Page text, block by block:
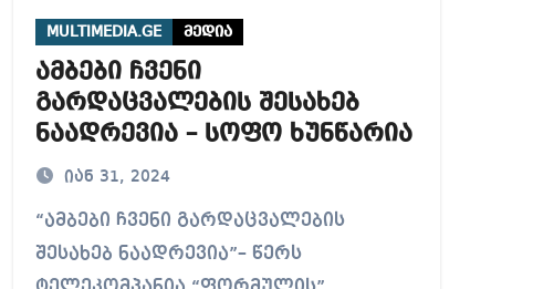
MULTIMEDIA.GE მედია
ამბები ჩვენი
გარდაცვალების შესახებ
ნაადრევია – სოფო ხუნწარია
იან 31, 2024
“ამბები ჩვენი გარდაცვალების
შესახებ ნაადრევია”– წერს